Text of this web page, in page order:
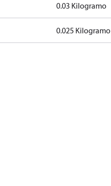
0.03 Kilogramo
0.025 Kilogramo